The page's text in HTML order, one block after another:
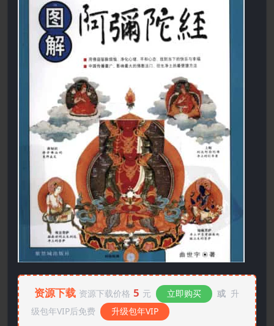
资源下载 资源下载价格 5 元 立即购买 或 升
级包年VIP后免费
升级包年VIP